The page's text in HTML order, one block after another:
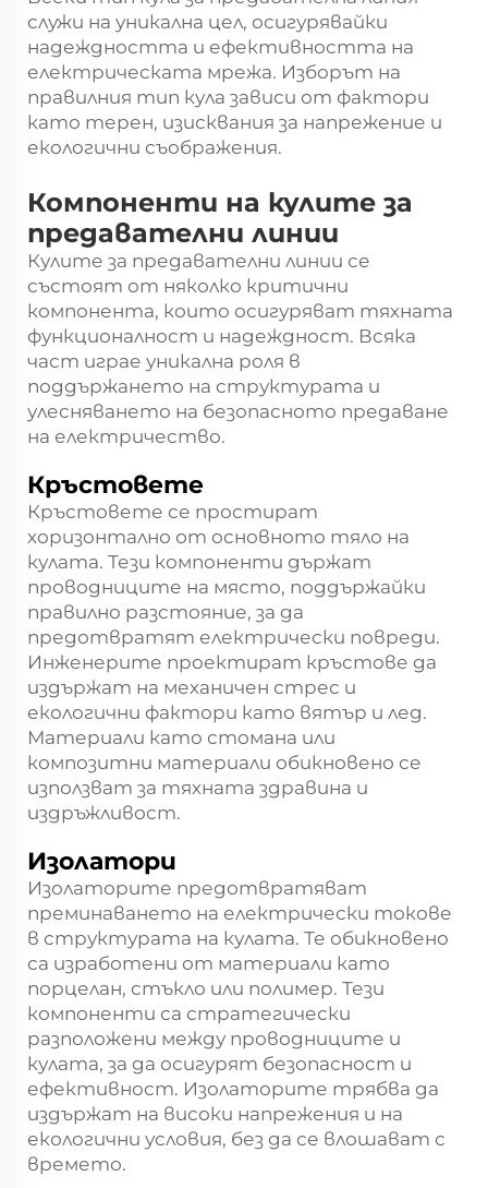
служи на уникална цел, осигурявайки
надеждността и ефективността на
електрическата мрежа. Изборът на
правилния тип кула зависи от фактори
като терен, изисквания за напрежение и
екологични съображения.
Компоненти на кулите за
предавателни линии
Кулите за предавателни линии се
състоят от няколко критични
компонента, които осигуряват тяхната
функционалност и надеждност. Всяка
част играе уникална роля в
поддържането на структурата и
улесняването на безопасното предаване
на електричество.
Кръстовете
Кръстовете се простират
хоризонтално от основното тяло на
кулата. Тези компоненти държат
проводниците на място, поддържайки
правилно разстояние, за да
предотвратят електрически повреди.
Инженерите проектират кръстове да
издържат на механичен стрес и
екологични фактори като вятър и лед.
Материали като стомана или
композитни материали обикновено се
използват за тяхната здравина и
издръжливост.
Изолатори
Изолаторите предотвратяват
преминаването на електрически токове
в структурата на кулата. Те обикновено
са изработени от материали като
порцелан, стъкло или полимер. Тези
компоненти са стратегически
разположени между проводниците и
кулата, за да осигурят безопасност и
ефективност. Изолаторите трябва да
издържат на високи напрежения и на
екологични условия, без да се влошават с
времето.